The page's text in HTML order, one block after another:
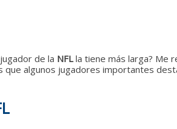
de la NFLla tiene más larga? Me
algunos jugadores importantes